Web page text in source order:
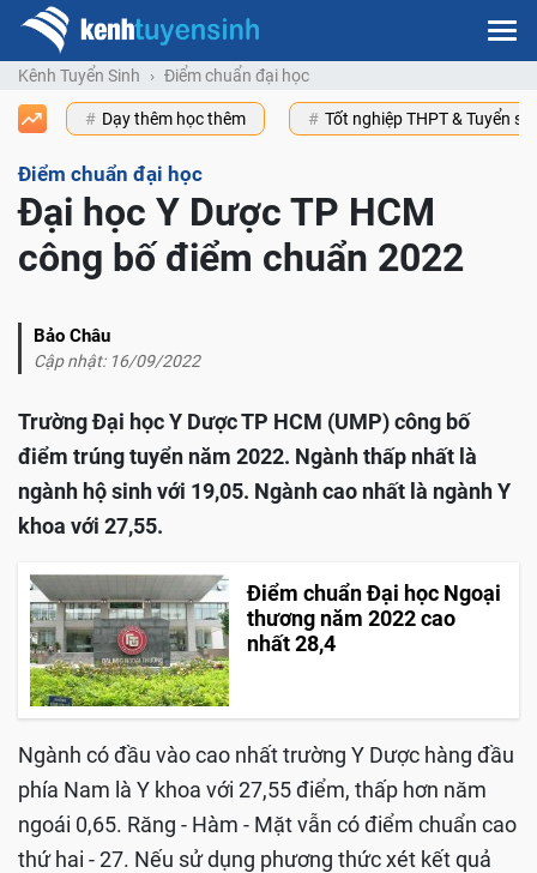
Kênh Tuyển Sinh Điểm chuẩn đại học
Dạy thêm học thêm Tốt nghiệp THPT & Tuyển
Điểm chuẩn đại học
Đại học Y Dược TP HCM
công bố điểm chuẩn 2022
Bảo Châu
Cập nhật: 16/09/2022
Trường Đại học Y Dược TP HCM (UMP) công bố
điểm trúng tuyển năm 2022. Ngành thấp nhất là
ngành hộ sinh với 19,05. Ngành cao nhất là ngành Y
khoa với 27,55.
Điểm chuẩn Đại học Ngoại
thương năm 2022 cao
nhất 28,4
Ngành có đầu vào cao nhất trường Y Dược hàng đầu
phía Nam là Y khoa với 27,55 điểm, thấp hơn năm
ngoái 0,65. Răng - Hàm - Mặt vẫn có điểm chuẩn cao
thứ hai - 27. Nếu sử dụng phương thức xét kết quả